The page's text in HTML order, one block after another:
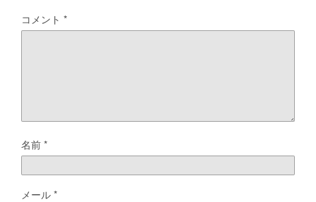
コメント *
名前*
メール*